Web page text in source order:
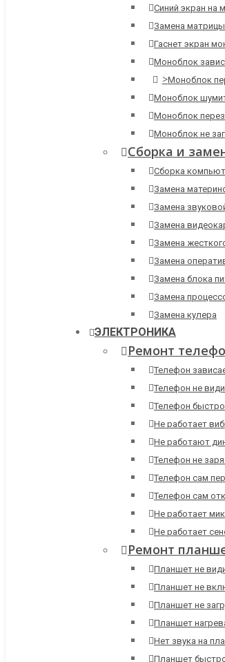
Синий экран на
Замена
Гаснет экран
Моноблок
>Моноблок
Моноблок
Моноблок
Моноблок не
Сборка и
Сборка
Замена
Замена
Замена
Замена
Замена
Замена блока
Замена
Замена кулера
ЭЛЕКТРОНИКА
Ремонт
Телефон
Телефон не
Телефон
Не работает
Не работают
Телефон не
Телефон сам
Телефон сам
Не работает
Не работает
Ремонт
Планшет не
Планшет не
Планшет не
Планшет
Нет звука на
Планшет